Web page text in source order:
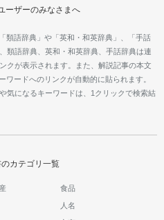
ーザーのみなさまへ
類語辞典」や「英和・和英辞典」、「手話
類語辞典、英和・和英辞典、手話辞典は連
クが表示されます。また、解説記事の本文
ワードへのリンクが自動的に貼られます。
気になるキーワードは、1クリックで検索結
カテゴリ一覧
食品
人名